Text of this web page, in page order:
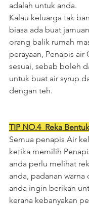
adalah untuk anda.
Kalau keluarga tak
biasa ada buat
orang balik rumah
perayaan, Penapis air
sesuai, sebab boleh
untuk buat air syrup
dengan teh.
TIP NO.4  Reka Bentuk
Semua penapis Air
ketika memilih
anda perlu melihat
anda, padanan warna
anda ingin berikan
kerana kebanyakan